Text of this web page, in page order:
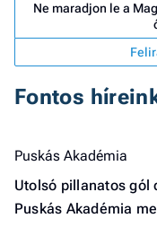
Ne maradjon le a
Fontos
Puskás Akadémia
Utolsó pillanatos gól
Puskás Akadémia